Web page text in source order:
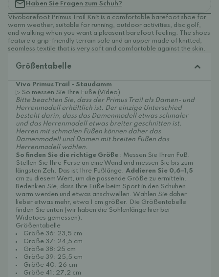
Haben Sie Fragen zum Schuh?
Vivobarefoot Primus Trail Knit is a comfortable barefoot shoe for
warm weather, suitable for running, outdoor activities, disc golf,
and walking when you want a pleasant barefoot feeling. The shoes
feature a grip-friendly terrain sole and an upper made of knitted,
seamless textile that is very soft and comfortable against the skin.
Größentabelle
Vivo Primus Trail - Staudamm
▷ So messen Sie Ihre Füße (Video)
Bitte beachten Sie, dass der Primus Trail als Damen- und
Herrenmodell erhältlich ist. Der einzige Unterschied
besteht darin, dass das Damenmodell etwas schmaler
und das Herrenmodell etwas breiter geschnitten ist.
Herren mit schmalen Füßen können daher das
Damenmodell und Damen mit breiten Füßen das
Herrenmodell wählen.
So finden Sie die richtige Größe : Messen Sie Ihren Fuß.
Stellen Sie Ihre Ferse an eine Wand und messen Sie bis zum
längsten Zeh. Das ist Ihre Fußlänge. Addieren Sie 0,6–1,5
cm zu diesem Wert, um die passende Größe zu ermitteln.
Bedenken Sie, dass Ihre Füße beim Sport in den Schuhen
warm werden und etwas anschwellen. Wählen Sie daher
lieber etwas mehr, etwa 1 cm größer. Die Größentabelle
finden Sie unten (wir haben die Sohlenlänge hier bei
Widetoes gemessen).
Größentabelle
Größe 36: 23,5 cm
Größe 37: 24,5 cm
Größe 38: 25 cm
Größe 39: 25,5 cm
Größe 40: 26 cm
Größe 41: 27,2 cm